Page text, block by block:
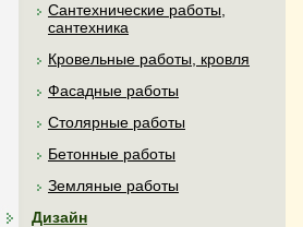
Сантехнические работы,
сантехника
Кровельные работы, кровля
Фасадные работы
Столярные работы
Бетонные работы
Земляные работы
Дизайн